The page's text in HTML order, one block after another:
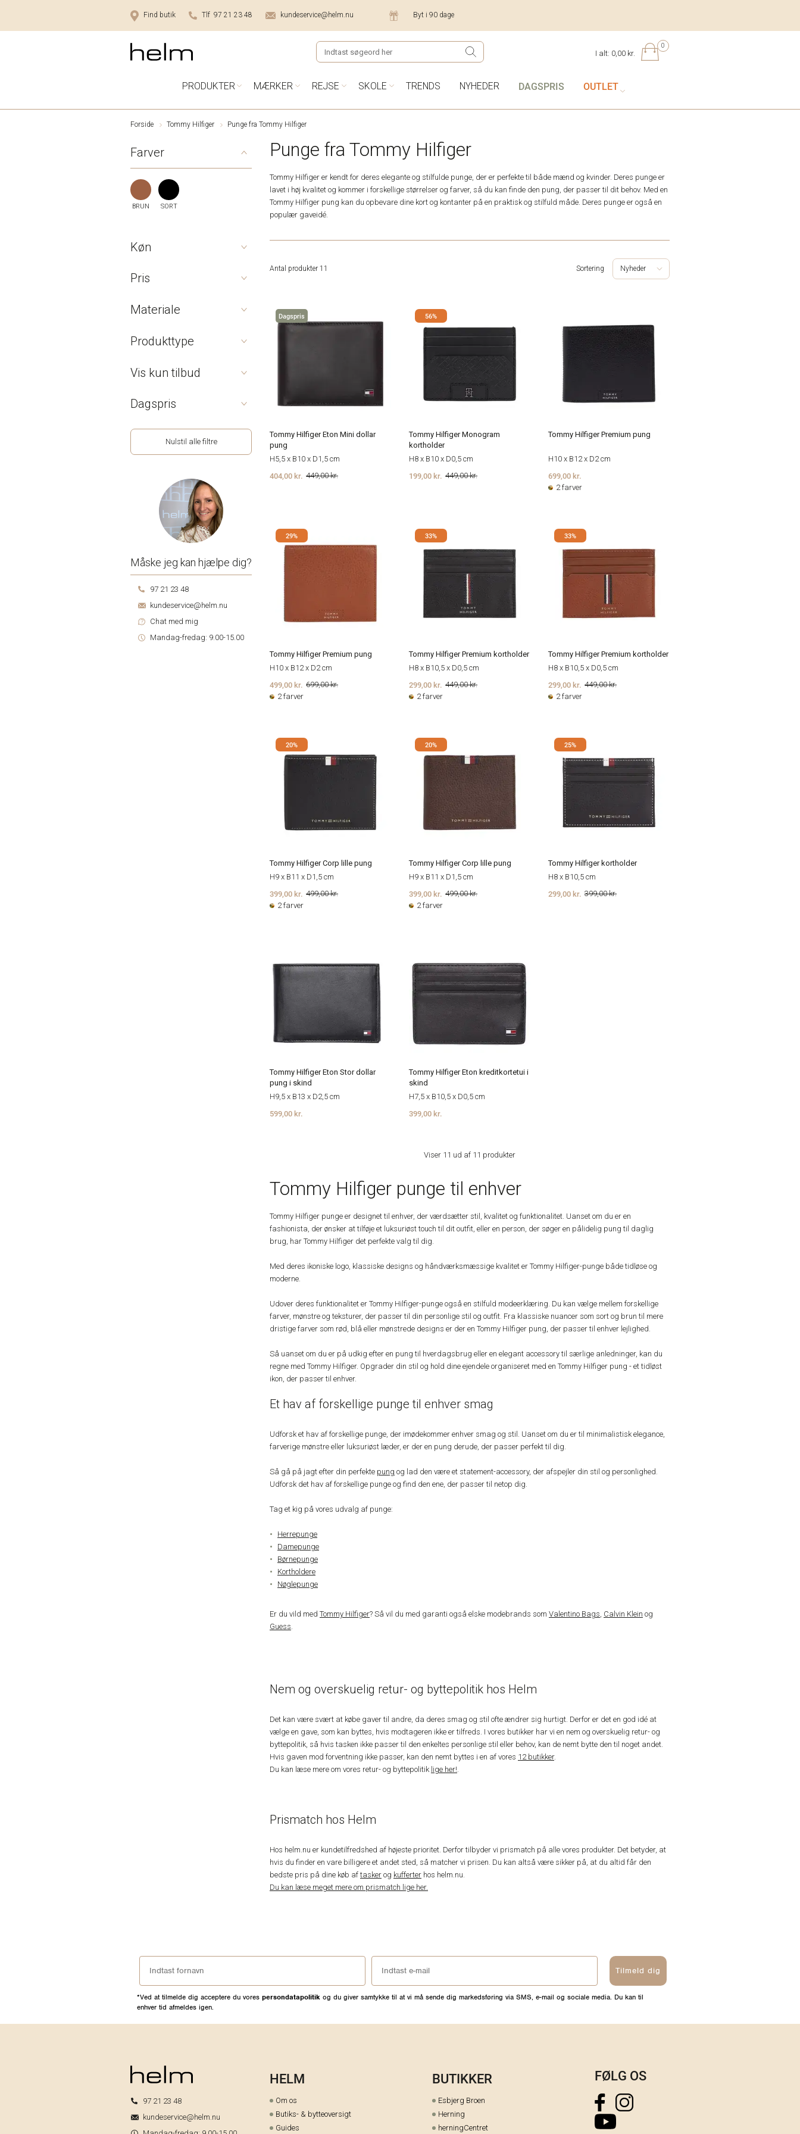
Find butik Tlf 97 21 23 48 kundeservice@helm.nu Byt i 90 dage
0
I alt: 0,00 kr.
PRODUKTER MÆRKER REJSE SKOLE TRENDS NYHEDER DAGSPRIS OUTLET
Forside Tommy Hilfiger Punge fra Tommy Hilfiger
Farver
BRUN SORT
Køn
Pris
Materiale
Produkttype
Vis kun tilbud
Dagspris
Nulstil alle filtre
Måske jeg kan hjælpe dig?
97 21 23 48
kundeservice@helm.nu
Chat med mig
Mandag-fredag: 9.00-15.00
Punge fra Tommy Hilfiger
Tommy Hilfiger er kendt for deres elegante og stilfulde punge, der er perfekte til både mænd og kvinder. Deres punge er
lavet i høj kvalitet og kommer i forskellige størrelser og farver, så du kan finde den pung, der passer til dit behov. Med en
Tommy Hilfiger pung kan du opbevare dine kort og kontanter på en praktisk og stilfuld måde. Deres punge er også en
populær gaveidé.
Antal produkter 11 Sortering Nyheder
Dagspris
Tommy Hilfiger Eton Mini dollar
pung
H5,5 x B10 x D1,5 cm
449,00 kr.
404,00 kr.
56%
Tommy Hilfiger Monogram
kortholder
H8 x B10 x D0,5 cm
449,00 kr.
199,00 kr.
Tommy Hilfiger Premium pung
H10 x B12 x D2 cm
699,00 kr.
2 farver
29%
Tommy Hilfiger Premium pung
H10 x B12 x D2 cm
699,00 kr.
499,00 kr.
2 farver
33%
Tommy Hilfiger Premium kortholder
H8 x B10,5 x D0,5 cm
449,00 kr.
299,00 kr.
2 farver
33%
Tommy Hilfiger Premium kortholder
H8 x B10,5 x D0,5 cm
449,00 kr.
299,00 kr.
2 farver
20%
Tommy Hilfiger Corp lille pung
H9 x B11 x D1,5 cm
499,00 kr.
399,00 kr.
2 farver
20%
Tommy Hilfiger Corp lille pung
H9 x B11 x D1,5 cm
499,00 kr.
399,00 kr.
2 farver
25%
Tommy Hilfiger kortholder
H8 x B10,5 cm
399,00 kr.
299,00 kr.
Tommy Hilfiger Eton Stor dollar
pung i skind
H9,5 x B13 x D2,5 cm
599,00 kr.
Tommy Hilfiger Eton kreditkortetui i
skind
H7,5 x B10,5 x D0,5 cm
399,00 kr.
Viser 11 ud af 11 produkter
Tommy Hilfiger punge til enhver
Tommy Hilfiger punge er designet til enhver, der værdsætter stil, kvalitet og funktionalitet. Uanset om du er en
fashionista, der ønsker at tilføje et luksuriøst touch til dit outfit, eller en person, der søger en pålidelig pung til daglig
brug, har Tommy Hilfiger det perfekte valg til dig.
Med deres ikoniske logo, klassiske designs og håndværksmæssige kvalitet er Tommy Hilfiger-punge både tidløse og
moderne.
Udover deres funktionalitet er Tommy Hilfiger-punge også en stilfuld modeerklæring. Du kan vælge mellem forskellige
farver, mønstre og teksturer, der passer til din personlige stil og outfit. Fra klassiske nuancer som sort og brun til mere
dristige farver som rød, blå eller mønstrede designs er der en Tommy Hilfiger pung, der passer til enhver lejlighed.
Så uanset om du er på udkig efter en pung til hverdagsbrug eller en elegant accessory til særlige anledninger, kan du
regne med Tommy Hilfiger. Opgrader din stil og hold dine ejendele organiseret med en Tommy Hilfiger pung - et tidløst
ikon, der passer til enhver.
Et hav af forskellige punge til enhver smag
Udforsk et hav af forskellige punge, der imødekommer enhver smag og stil. Uanset om du er til minimalistisk elegance,
farverige mønstre eller luksuriøst læder, er der en pung derude, der passer perfekt til dig.
Så gå på jagt efter din perfekte pung og lad den være et statement-accessory, der afspejler din stil og personlighed.
Udforsk det hav af forskellige punge og find den ene, der passer til netop dig.
Tag et kig på vores udvalg af punge:
Herrepunge
Damepunge
Børnepunge
Kortholdere
Nøglepunge
Er du vild med Tommy Hilfiger? Så vil du med garanti også elske modebrands som Valentino Bags, Calvin Klein og
Guess.
Nem og overskuelig retur- og byttepolitik hos Helm
Det kan være svært at købe gaver til andre, da deres smag og stil ofte ændrer sig hurtigt. Derfor er det en god idé at
vælge en gave, som kan byttes, hvis modtageren ikke er tilfreds. I vores butikker har vi en nem og overskuelig retur- og
byttepolitik, så hvis tasken ikke passer til den enkeltes personlige stil eller behov, kan de nemt bytte den til noget andet.
Hvis gaven mod forventning ikke passer, kan den nemt byttes i en af vores 12 butikker.
Du kan læse mere om vores retur- og byttepolitik lige her!.
Prismatch hos Helm
Hos helm.nu er kundetilfredshed af højeste prioritet. Derfor tilbyder vi prismatch på alle vores produkter. Det betyder, at
hvis du finder en vare billigere et andet sted, så matcher vi prisen. Du kan altså være sikker på, at du altid får den
bedste pris på dine køb aftasker og kufferter hos helm.nu.
Du kan læse meget mere om prismatch lige her.
Tilmeld dig
*Ved at tilmelde dig acceptere du vores persondatapolitik og du giver samtykke til at vi må sende dig markedsføring via SMS, e-mail og sociale media. Du kan til
enhver tid afmeldes igen.
97 21 23 48
kundeservice@helm.nu
HELM
Om os
Butiks- & bytteoversigt
Guides
BUTIKKER
Esbjerg Broen
Herning
herningCentret
FØLG OS